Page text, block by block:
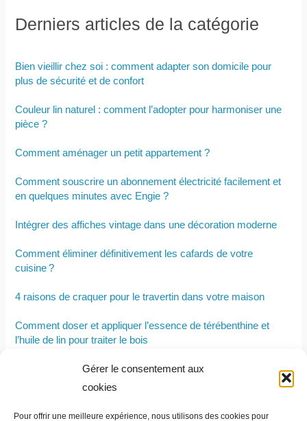
Gérer le consentement aux
cookies
Pour offrir une meilleure expérience, nous utilisons des cookies pour
Derniers articles de la catégorie
Bien vieillir chez soi : comment adapter son domicile pour
plus de sécurité et de confort
Couleur lin naturel : comment l’adopter pour harmoniser une
pièce ?
Comment aménager un petit appartement ?
Comment souscrire un abonnement électricité facilement et
en quelques minutes avec Engie ?
Intégrer des affiches vintage dans une décoration moderne
Comment éliminer définitivement les cafards de votre
cuisine ?
4 raisons de craquer pour le travertin dans votre maison
Comment doser et appliquer l’essence de térébenthine et
l’huile de lin pour traiter le bois
Quelle couleur mettre dans son salon avec un canapé marron
Les différents types de spas : leurs avantages et